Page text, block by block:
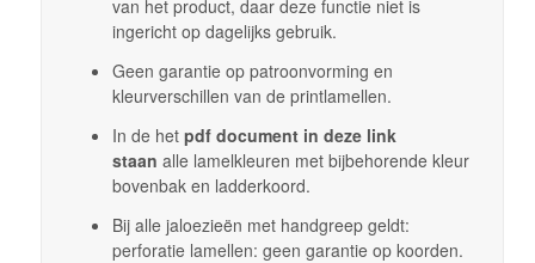
van het product, daar deze functie niet is
ingericht op dagelijks gebruik.
Geen garantie op patroonvorming en
kleurverschillen van de printlamellen.
In de het pdf document in deze link
staan alle lamelkleuren met bijbehorende kleur
bovenbak en ladderkoord.
Bij alle jaloezieën met handgreep geldt:
perforatie lamellen: geen garantie op koorden.